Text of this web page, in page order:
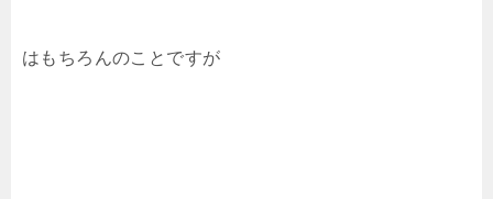
はもちろんのことですが